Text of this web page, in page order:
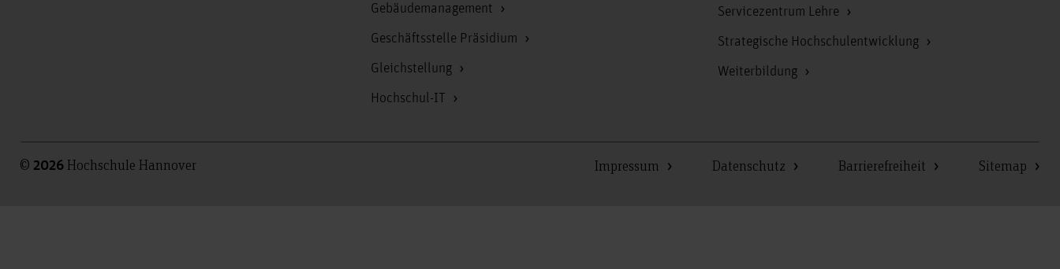
Gebäudemanagement
Geschäftsstelle Präsidium
Gleichstellung
Hochschul-IT
Servicezentrum Lehre
Strategische Hochschulentwicklung
Weiterbildung
© 2026 Hochschule Hannover Impressum Datenschutz Barrierefreiheit Sitemap